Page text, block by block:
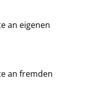
an eigenen
an fremden